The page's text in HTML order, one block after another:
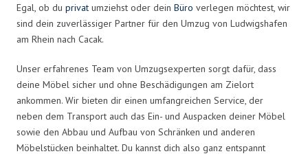
Egal, ob du privat umziehst oder dein Büro verlegen möchtest, wir
sind dein zuverlässiger Partner für den Umzug von Ludwigshafen
am Rhein nach Cacak.
Unser erfahrenes Team von Umzugsexperten sorgt dafür, dass
deine Möbel sicher und ohne Beschädigungen am Zielort
ankommen. Wir bieten dir einen umfangreichen Service, der
neben dem Transport auch das Ein- und Auspacken deiner Möbel
sowie den Abbau und Aufbau von Schränken und anderen
Möbelstücken beinhaltet. Du kannst dich also ganz entspannt